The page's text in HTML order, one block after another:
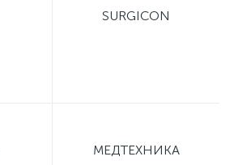
SURGICON
МЕДТЕХНИКА